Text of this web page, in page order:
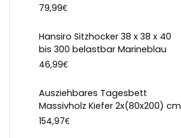
79,99€
Hansiro Sitzhocker 38 x 38 x 40
bis 300 belastbar Marineblau
46,99€
Ausziehbares Tagesbett
Massivholz Kiefer 2x(80x200) cm
154,97€